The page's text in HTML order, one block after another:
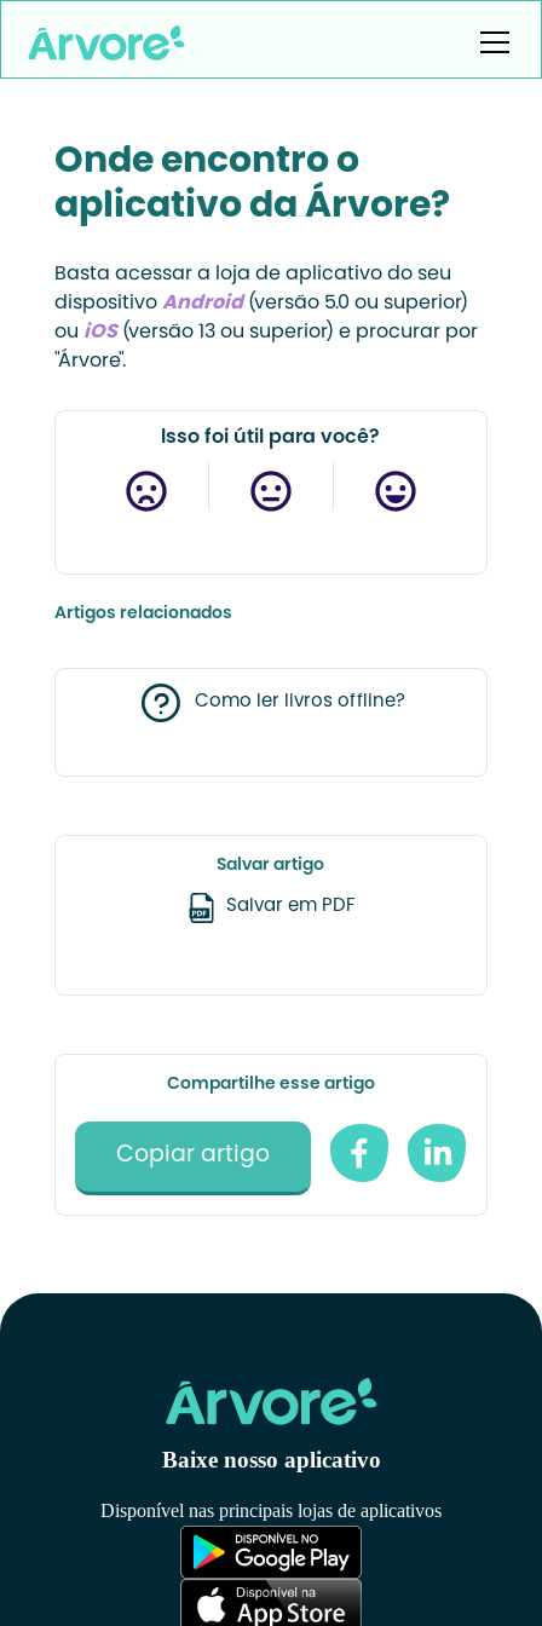
Onde encontro o
aplicativo da Árvore?
Basta acessar a loja de aplicativo do seu
dispositivo Android(versão 5.0 ou superior)
ou iOS (versão 13 ou superior) e procurar por
"Árvore".
Isso foi útil para você?
Artigos relacionados
Como ler livros offline?
Salvar artigo
Salvar em PDF
Compartilhe esse artigo
Copiar artigo
Baixe nosso aplicativo
Disponível nas principais lojas de aplicativos